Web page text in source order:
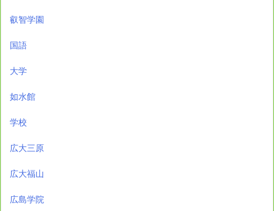
叡智学園
国語
大学
如水館
学校
広大三原
広大福山
広島学院